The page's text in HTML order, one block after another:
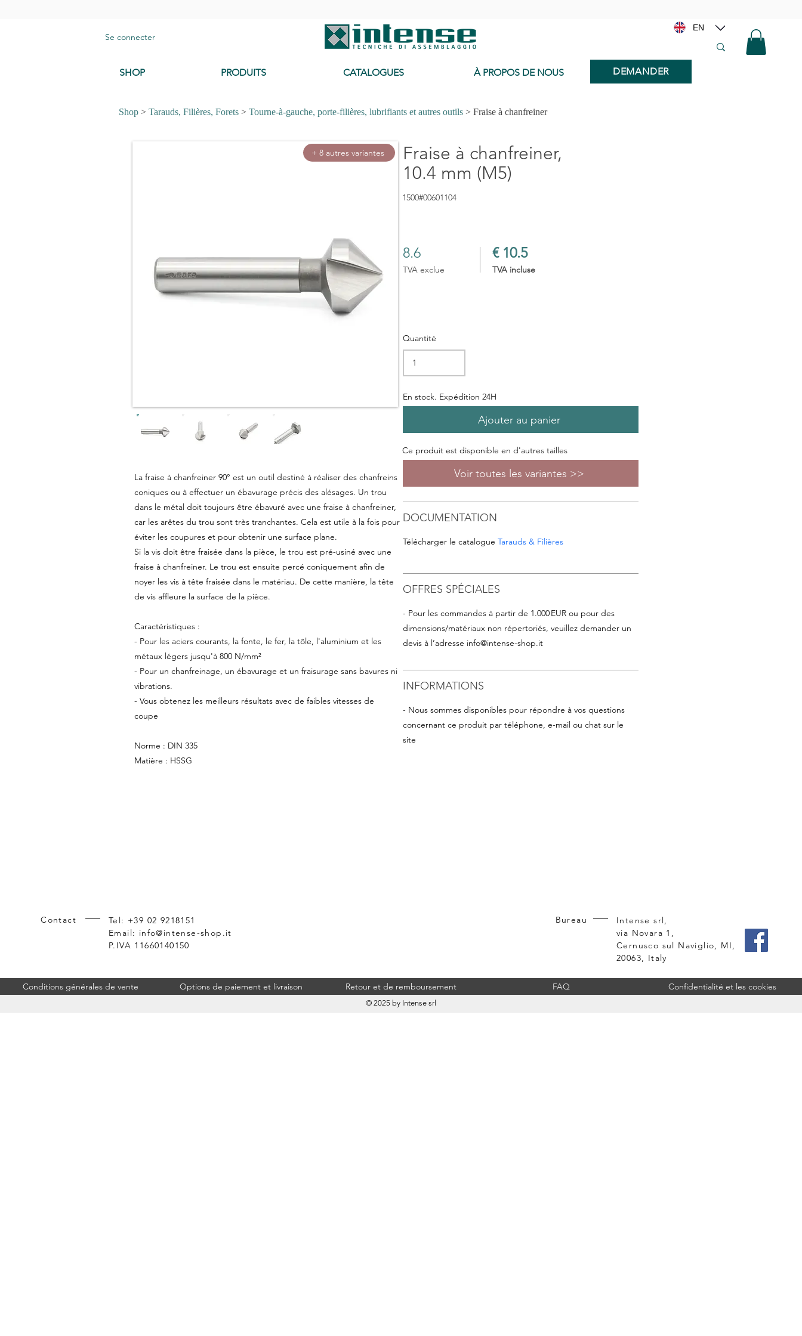
Se connecter
EN
SHOP PRODUITS CATALOGUES À PROPOS DE NOUS DEMANDER
Shop > Tarauds, Filières, Forets > Tourne-à-gauche, porte-filières, lubrifiants et autres outils > Fraise à chanfreiner
+ 8 autres variantes
La fraise à chanfreiner 90° est un outil destiné à réaliser des chanfreins
coniques ou à effectuer un ébavurage précis des alésages. Un trou
dans le métal doit toujours être ébavuré avec une fraise à chanfreiner,
car les arêtes du trou sont très tranchantes. Cela est utile à la fois pour
éviter les coupures et pour obtenir une surface plane.
Si la vis doit être fraisée dans la pièce, le trou est pré-usiné avec une
fraise à chanfreiner. Le trou est ensuite percé coniquement afin de
noyer les vis à tête fraisée dans le matériau. De cette manière, la tête
de vis affleure la surface de la pièce.
Caractéristiques :
- Pour les aciers courants, la fonte, le fer, la tôle, l'aluminium et les
métaux légers jusqu'à 800 N/mm²
- Pour un chanfreinage, un ébavurage et un fraisurage sans bavures ni
vibrations.
- Vous obtenez les meilleurs résultats avec de faibles vitesses de
coupe
Norme : DIN 335
Matière : HSSG
Fraise à chanfreiner,
10.4 mm (M5)
1500#00601104
8.6 € 10.5
TVA exclue TVA incluse
Quantité
En stock. Expédition 24H
Ajouter au panier
Ce produit est disponible en d'autres tailles
Voir toutes les variantes >>
DOCUMENTATION
Télécharger le catalogue Tarauds & Filières
OFFRES SPÉCIALES
- Pour les commandes à partir de 1.000 EUR ou pour des
dimensions/matériaux non répertoriés, veuillez demander un
devis à l’adresse info@intense-shop.it
INFORMATIONS
- Nous sommes disponibles pour répondre à vos questions
concernant ce produit par téléphone, e-mail ou chat sur le
site
Contact
Tel: +39 02 9218151
Email: info@intense-shop.it
P.IVA 11660140150
Bureau
Intense srl,
via Novara 1,
Cernusco sul Naviglio, MI,
20063, Italy
Conditions générales de vente Options de paiement et livraison Retour et de remboursement FAQ Confidentialité et les cookies
© 2025 by Intense srl